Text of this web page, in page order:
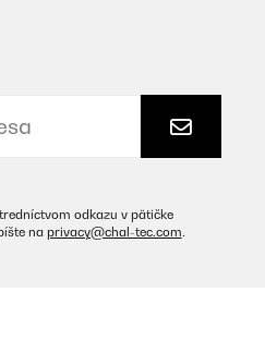
odkazu v pätičke
na privacy@chal-tec.com.